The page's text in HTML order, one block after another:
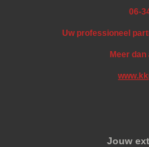
06-
Uw professioneel
Meer dan
Jouw